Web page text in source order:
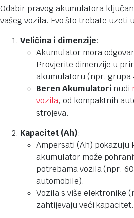
Odabir pravog akumulatora
vašeg vozila. Evo što trebate uzeti
Veličina i dimenzije:
Akumulator mora
Provjerite dimenzije u
akumulatoru (npr. grupa
Beren Akumulatori nudi
vozila, od kompaktnih
strojeva.
Kapacitet (Ah):
Ampersati (Ah) pokazuju
akumulator može
potrebama vozila (npr.
automobile).
Vozila s više elektronike
zahtijevaju veći kapacitet.